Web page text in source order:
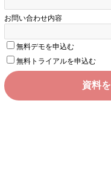
お問い合わせ内容
無料デモを申込む
無料トライアルを申込む